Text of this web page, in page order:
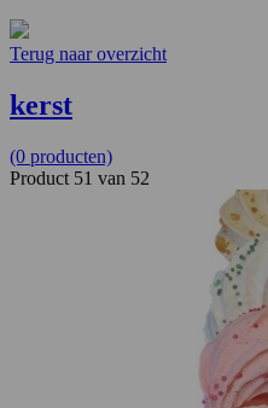
Terug naar overzicht
kerst
(0 producten)
Product 51 van 52